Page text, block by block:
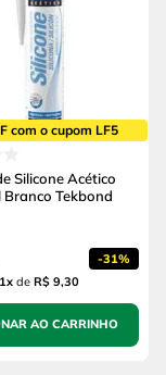
com o cupom LF5
Silicone Acético
Branco Tekbond
-31%
1x de R$ 9,30
AO CARRINHO